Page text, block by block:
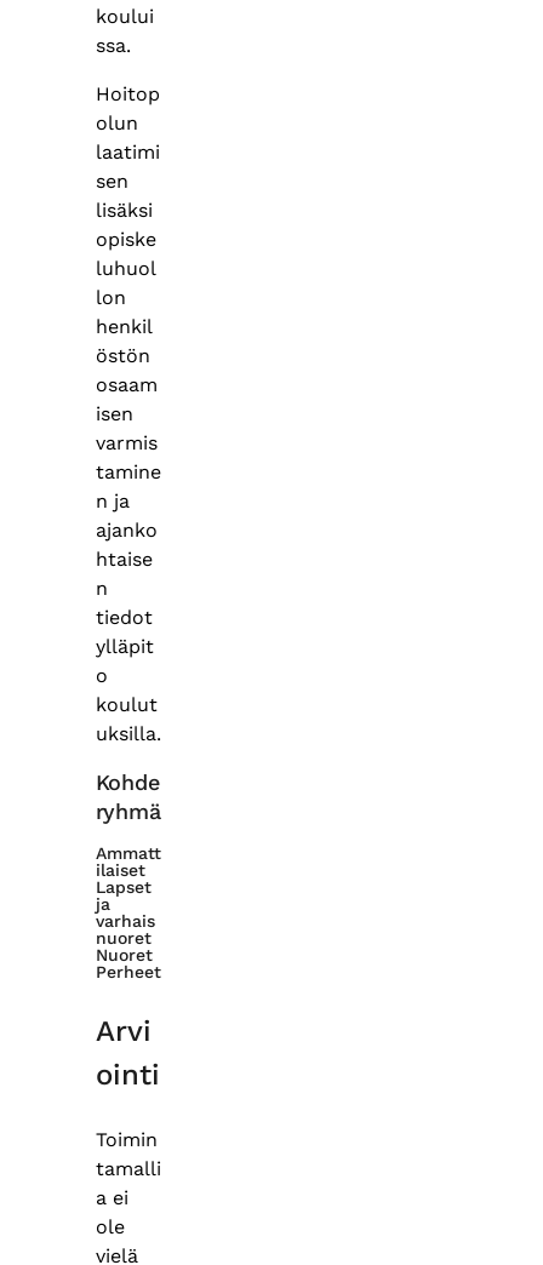
koului
ssa.
Hoitop
olun
laatimi
sen
lisäksi
opiske
luhuol
lon
henkil
östön
osaam
isen
varmis
tamine
n ja
ajanko
htaise
n
tiedot
ylläpit
o
koulut
uksilla.
Kohde
ryhmä
Ammatt
ilaiset
Lapset
ja
varhais
nuoret
Nuoret
Perheet
Arvi
ointi
Toimin
tamalli
a ei
ole
vielä